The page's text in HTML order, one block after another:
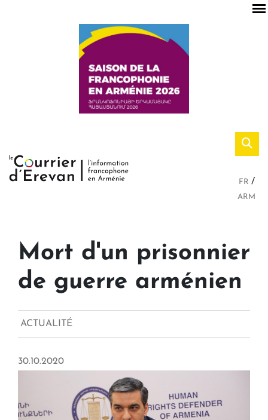
FR
ARM
Mort d'un prisonnier
de guerre arménien
ACTUALITÉ
30.10.2020